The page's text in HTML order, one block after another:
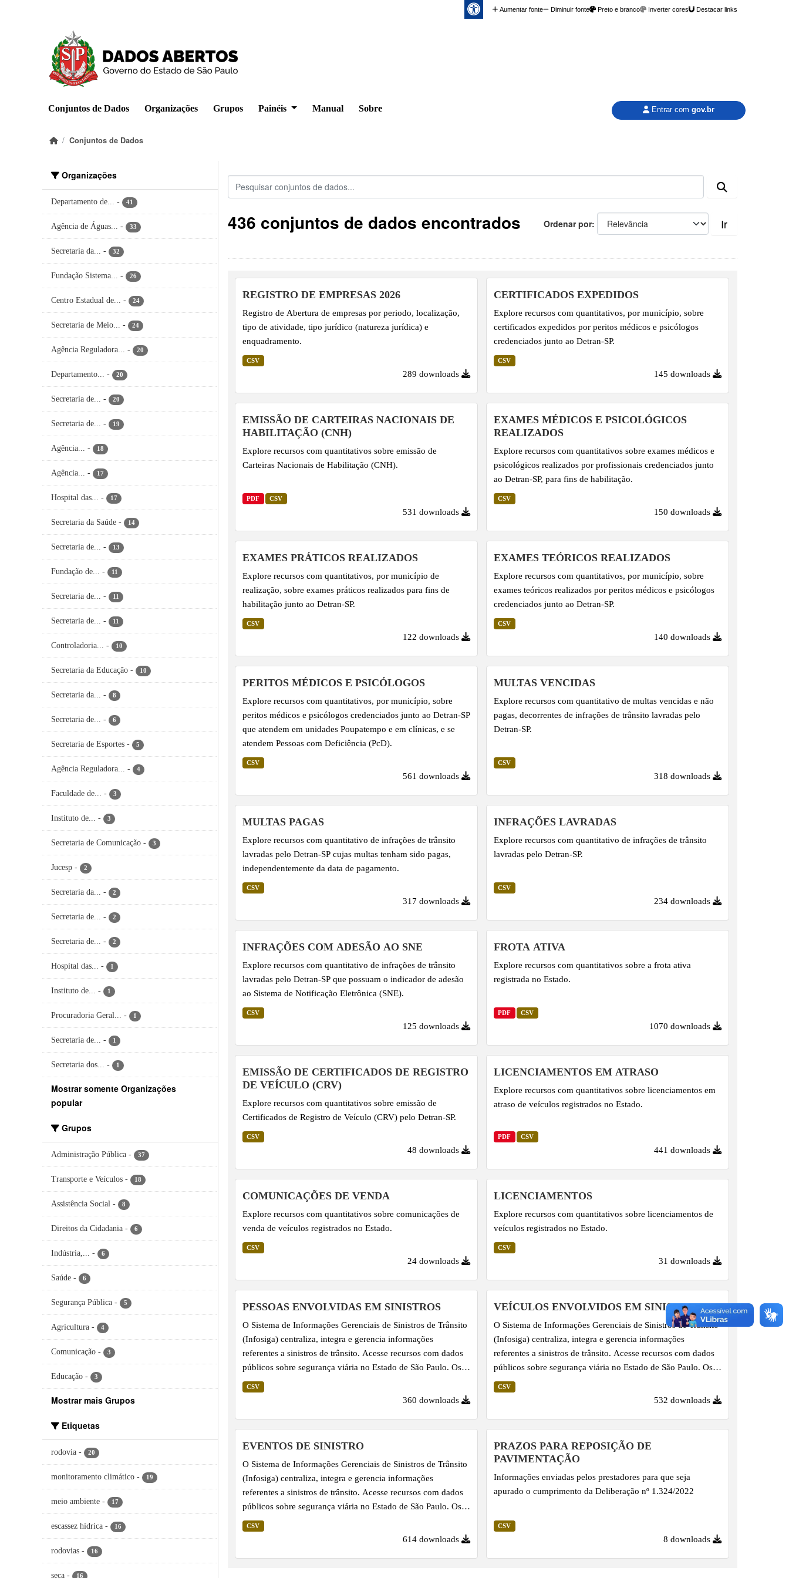
Aumentar fonte Diminuir fonte Preto e branco Inverter cores Destacar links
Conjuntos de Dados Organizações Grupos Painéis Manual Sobre Entrar com gov.br
Conjuntos de Dados
Organizações
Departamento de... - 41
Agência de Águas... - 33
Secretaria da... - 32
Fundação Sistema... - 26
Centro Estadual de... - 24
Secretaria de Meio... - 24
Agência Reguladora... - 20
Departamento... - 20
Secretaria de... - 20
Secretaria de... - 19
Agência... - 18
Agência... - 17
Hospital das... - 17
Secretaria da Saúde - 14
Secretaria de... - 13
Fundação de... - 11
Secretaria de... - 11
Secretaria de... - 11
Controladoria... - 10
Secretaria da Educação - 10
Secretaria da... - 8
Secretaria de... - 6
Secretaria de Esportes - 5
Agência Reguladora... - 4
Faculdade de... - 3
Instituto de... - 3
Secretaria de Comunicação - 3
Jucesp - 2
Secretaria da... - 2
Secretaria de... - 2
Secretaria de... - 2
Hospital das... - 1
Instituto de... - 1
Procuradoria Geral... - 1
Secretaria de... - 1
Secretaria dos... - 1
Mostrar somente Organizações
popular
Grupos
Administração Pública - 37
Transporte e Veículos - 18
Assistência Social - 8
Direitos da Cidadania - 6
Indústria,... - 6
Saúde - 6
Segurança Pública - 5
Agricultura - 4
Comunicação - 3
Educação - 3
Mostrar mais Grupos
Etiquetas
rodovia - 20
monitoramento climático - 19
meio ambiente - 17
escassez hídrica - 16
rodovias - 16
seca - 16
Ordenar por Ir
436 conjuntos de dados encontrados
REGISTRO DE EMPRESAS 2026
Registro de Abertura de empresas por periodo, localização,
tipo de atividade, tipo jurídico (natureza jurídica) e
enquadramento.
CSV
289 downloads
CERTIFICADOS EXPEDIDOS
Explore recursos com quantitativos, por município, sobre
certificados expedidos por peritos médicos e psicólogos
credenciados junto ao Detran-SP.
CSV
145 downloads
EMISSÃO DE CARTEIRAS NACIONAIS DE
HABILITAÇÃO (CNH)
Explore recursos com quantitativos sobre emissão de
Carteiras Nacionais de Habilitação (CNH).
PDF CSV
531 downloads
EXAMES MÉDICOS E PSICOLÓGICOS
REALIZADOS
Explore recursos com quantitativos sobre exames médicos e
psicológicos realizados por profissionais credenciados junto
ao Detran-SP, para fins de habilitação.
CSV
150 downloads
EXAMES PRÁTICOS REALIZADOS
Explore recursos com quantitativos, por município de
realização, sobre exames práticos realizados para fins de
habilitação junto ao Detran-SP.
CSV
122 downloads
EXAMES TEÓRICOS REALIZADOS
Explore recursos com quantitativos, por município, sobre
exames teóricos realizados por peritos médicos e psicólogos
credenciados junto ao Detran-SP.
CSV
140 downloads
PERITOS MÉDICOS E PSICÓLOGOS
Explore recursos com quantitativos, por município, sobre
peritos médicos e psicólogos credenciados junto ao Detran-SP
que atendem em unidades Poupatempo e em clínicas, e se
atendem Pessoas com Deficiência (PcD).
CSV
561 downloads
MULTAS VENCIDAS
Explore recursos com quantitativo de multas vencidas e não
pagas, decorrentes de infrações de trânsito lavradas pelo
Detran-SP.
CSV
318 downloads
MULTAS PAGAS
Explore recursos com quantitativo de infrações de trânsito
lavradas pelo Detran-SP cujas multas tenham sido pagas,
independentemente da data de pagamento.
CSV
317 downloads
INFRAÇÕES LAVRADAS
Explore recursos com quantitativo de infrações de trânsito
lavradas pelo Detran-SP.
CSV
234 downloads
INFRAÇÕES COM ADESÃO AO SNE
Explore recursos com quantitativo de infrações de trânsito
lavradas pelo Detran-SP que possuam o indicador de adesão
ao Sistema de Notificação Eletrônica (SNE).
CSV
125 downloads
FROTA ATIVA
Explore recursos com quantitativos sobre a frota ativa
registrada no Estado.
PDF CSV
1070 downloads
EMISSÃO DE CERTIFICADOS DE REGISTRO
DE VEÍCULO (CRV)
Explore recursos com quantitativos sobre emissão de
Certificados de Registro de Veículo (CRV) pelo Detran-SP.
CSV
48 downloads
LICENCIAMENTOS EM ATRASO
Explore recursos com quantitativos sobre licenciamentos em
atraso de veículos registrados no Estado.
PDF CSV
441 downloads
COMUNICAÇÕES DE VENDA
Explore recursos com quantitativos sobre comunicações de
venda de veículos registrados no Estado.
CSV
24 downloads
LICENCIAMENTOS
Explore recursos com quantitativos sobre licenciamentos de
veículos registrados no Estado.
CSV
31 downloads
PESSOAS ENVOLVIDAS EM SINISTROS
O Sistema de Informações Gerenciais de Sinistros de Trânsito
(Infosiga) centraliza, integra e gerencia informações
referentes a sinistros de trânsito. Acesse recursos com dados
públicos sobre segurança viária no Estado de São Paulo. Os
dados sobre Pessoas Envolvidas em Sinistros são
apresentados em arquivos CSV consolidados mensalmente,
da atualização pelos fornecedores dos dados - Corpo de
Bombeiros, Polícia...
CSV
360 downloads
VEÍCULOS ENVOLVIDOS EM SINISTROS
O Sistema de Informações Gerenciais de Sinistros de Trânsito
(Infosiga) centraliza, integra e gerencia informações
referentes a sinistros de trânsito. Acesse recursos com dados
públicos sobre segurança viária no Estado de São Paulo. Os
dados sobre Veículos Envolvidos em Sinistros são
apresentados em arquivos CSV consolidados mensalmente,
da atualização pelos fornecedores dos dados - Corpo de
Bombeiros, Polícia...
CSV
532 downloads
EVENTOS DE SINISTRO
O Sistema de Informações Gerenciais de Sinistros de Trânsito
(Infosiga) centraliza, integra e gerencia informações
referentes a sinistros de trânsito. Acesse recursos com dados
públicos sobre segurança viária no Estado de São Paulo. Os
dados sobre Eventos de Sinistro são apresentados em
arquivos CSV consolidados mensalmente, por volta do dia 15
CSV
614 downloads
PRAZOS PARA REPOSIÇÃO DE
PAVIMENTAÇÃO
Informações enviadas pelos prestadores para que seja
apurado o cumprimento da Deliberação nº 1.324/2022
CSV
8 downloads